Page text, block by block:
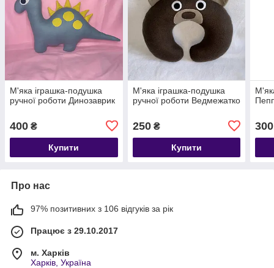
М'яка іграшка-подушка
ручної роботи Динозаврик
400 ₴
Купити
М'яка іграшка-подушка
ручної роботи Ведмежатко
250₴
Купити
300
Про нас
97% позитивних з 106 відгуків за рік
Працює з 29.10.2017
м. Харків
Харків, Україна